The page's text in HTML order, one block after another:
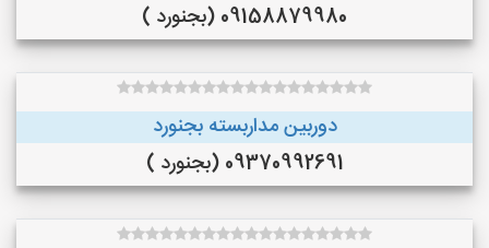
09158879980 (بجنورد )
دوربین مداربسته بجنورد
09370992691 (بجنورد )